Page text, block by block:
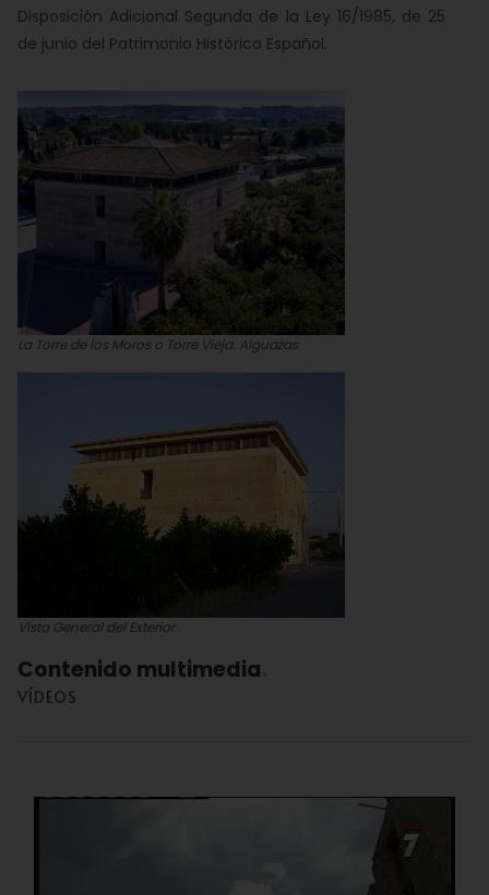
Disposición Adicional Segunda de la Ley 16/1985, de 25
de junio del Patrimonio Histórico Español.
La Torre de los Moros o Torre Vieja. Alguazas
Vista General del Exterior
Contenido multimedia
VÍDEOS